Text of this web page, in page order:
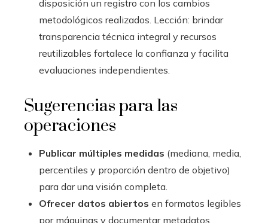
disposición un registro con los cambios
metodológicos realizados. Lección: brindar
transparencia técnica integral y recursos
reutilizables fortalece la confianza y facilita
evaluaciones independientes.
Sugerencias para las
operaciones
Publicar múltiples medidas (mediana, media,
percentiles y proporción dentro de objetivo)
para dar una visión completa.
Ofrecer datos abiertos en formatos legibles
por máquinas y documentar metadatos.